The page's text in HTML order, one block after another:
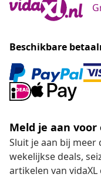
Beschikbare
Meld je aan
Sluit je aan bij meer
wekelijkse deals,
artikelen van